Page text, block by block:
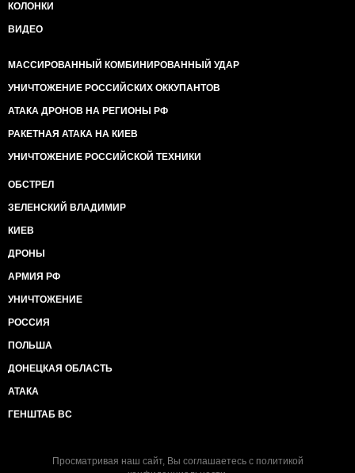
КОЛОНКИ
ВИДЕО
МАССИРОВАННЫЙ КОМБИНИРОВАННЫЙ УДАР
УНИЧТОЖЕНИЕ РОССИЙСКИХ ОККУПАНТОВ
АТАКА ДРОНОВ НА РЕГИОНЫ РФ
РАКЕТНАЯ АТАКА НА КИЕВ
УНИЧТОЖЕНИЕ РОССИЙСКОЙ ТЕХНИКИ
ОБСТРЕЛ
ЗЕЛЕНСКИЙ ВЛАДИМИР
КИЕВ
ДРОНЫ
АРМИЯ РФ
УНИЧТОЖЕНИЕ
РОССИЯ
ПОЛЬША
ДОНЕЦКАЯ ОБЛАСТЬ
АТАКА
ГЕНШТАБ ВС
Просматривая наш сайт, Вы соглашаетесь с политикой